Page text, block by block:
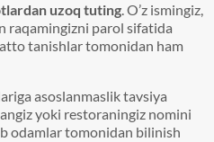
uzoq tuting. O’z ismingiz,
raqamingizni parol sifatida
tanishlar tomonidan ham
asoslanmaslik tavsiya
yoki restoraningiz nomini
odamlar tomonidan bilinish